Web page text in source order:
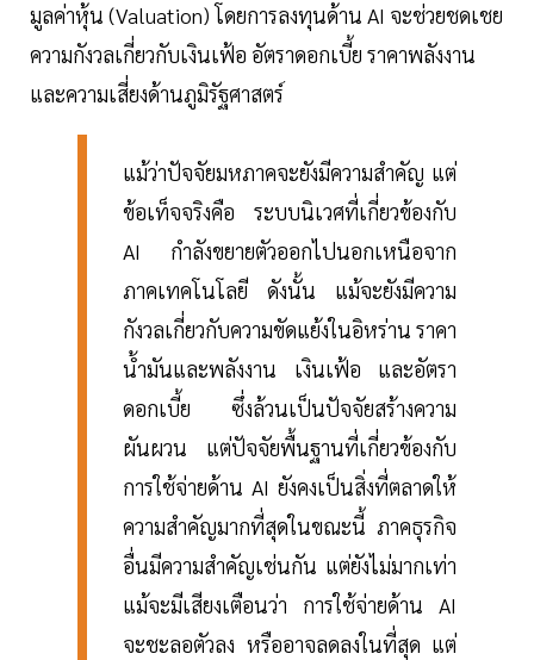
มูลค่าหุ้น (Valuation) โดยการลงทุนด้าน AI จะช่วยชดเชย
ความกังวลเกี่ยวกับเงินเฟ้อ อัตราดอกเบี้ย ราคาพลังงาน
และความเสี่ยงด้านภูมิรัฐศาสตร์
แม้ว่าปัจจัยมหภาคจะยังมีความสำคัญ แต่
ข้อเท็จจริงคือ ระบบนิเวศที่เกี่ยวข้องกับ
AI กำลังขยายตัวออกไปนอกเหนือจาก
ภาคเทคโนโลยี ดังนั้น แม้จะยังมีความ
กังวลเกี่ยวกับความขัดแย้งในอิหร่าน ราคา
น้ำมันและพลังงาน เงินเฟ้อ และอัตรา
ดอกเบี้ย ซึ่งล้วนเป็นปัจจัยสร้างความ
ผันผวน แต่ปัจจัยพื้นฐานที่เกี่ยวข้องกับ
การใช้จ่ายด้าน AI ยังคงเป็นสิ่งที่ตลาดให้
ความสำคัญมากที่สุดในขณะนี้ ภาคธุรกิจ
อื่นมีความสำคัญเช่นกัน แต่ยังไม่มากเท่า
แม้จะมีเสียงเตือนว่า การใช้จ่ายด้าน AI
จะชะลอตัวลง หรืออาจลดลงในที่สุด แต่